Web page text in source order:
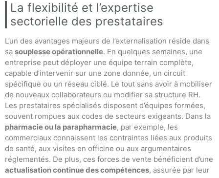
La flexibilité et l’expertise
sectorielle des prestataires
L’un des avantages majeurs de l’externalisation réside dans
sa souplesse opérationnelle. En quelques semaines, une
entreprise peut déployer une équipe terrain complète,
capable d’intervenir sur une zone donnée, un circuit
spécifique ou un réseau ciblé. Le tout sans avoir à mobiliser
de nouveaux collaborateurs ou modifier sa structure RH.
Les prestataires spécialisés disposent d’équipes formées,
souvent rompues aux codes de secteurs exigeants. Dans la
pharmacie ou la parapharmacie, par exemple, les
commerciaux connaissent les contraintes liées aux produits
de santé, aux visites en officine ou aux argumentaires
réglementés. De plus, ces forces de vente bénéficient d’une
actualisation continue des compétences, assurée par leur